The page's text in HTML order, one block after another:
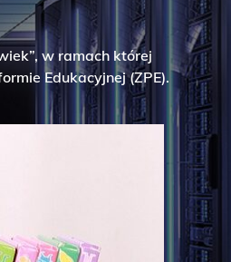
w ramach której
Edukacyjnej (ZPE).